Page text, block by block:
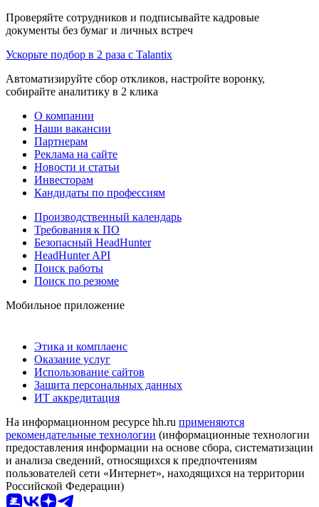
Проверяйте сотрудников и подписывайте кадровые
документы без бумаг и личных встреч
Ускорьте подбор в 2 раза с Talantix
Автоматизируйте сбор откликов, настройте воронку,
собирайте аналитику в 2 клика
О компании
Наши вакансии
Партнерам
Реклама на сайте
Новости и статьи
Инвесторам
Кандидаты по профессиям
Производственный календарь
Требования к ПО
Безопасный HeadHunter
HeadHunter API
Поиск работы
Поиск по резюме
Мобильное приложение
Этика и комплаенс
Оказание услуг
Использование сайтов
Защита персональных данных
ИТ аккредитация
На информационном ресурсе hh.ru применяются
рекомендательные технологии (информационные технологии
предоставления информации на основе сбора, систематизации
и анализа сведений, относящихся к предпочтениям
пользователей сети «Интернет», находящихся на территории
Российской Федерации)